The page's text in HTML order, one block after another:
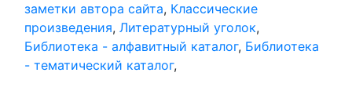
заметки автора сайта, Классические
произведения, Литературный уголок,
Библиотека - алфавитный каталог, Библиотека
- тематический каталог,